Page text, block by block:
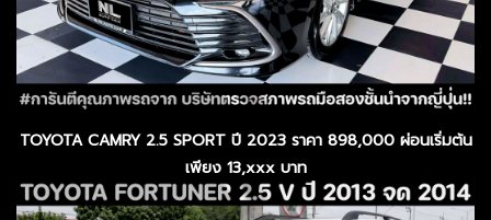
TOYOTA CAMRY 2.5 SPORT ปี 2023 ราคา 898,000 ผ่อนเริ่มต้น
เพียง 13,xxx บาท